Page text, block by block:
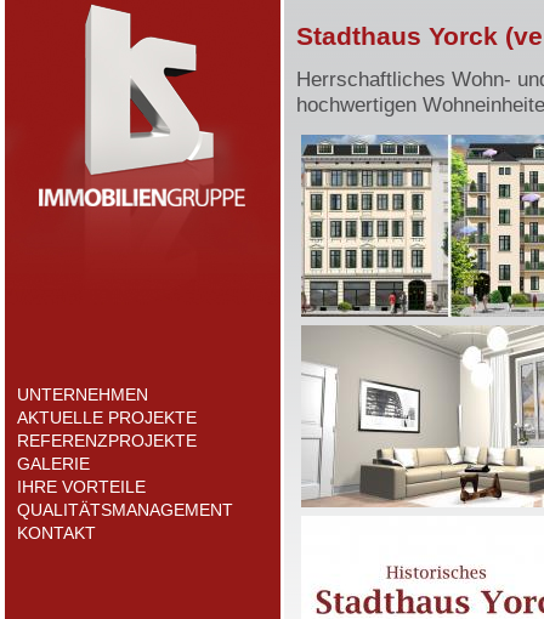
UNTERNEHMEN
AKTUELLE PROJEKTE
REFERENZPROJEKTE
GALERIE
IHRE VORTEILE
QUALITÄTSMANAGEMENT
KONTAKT
Stadthaus Yorck
Herrschaftliches Wohn-
hochwertigen